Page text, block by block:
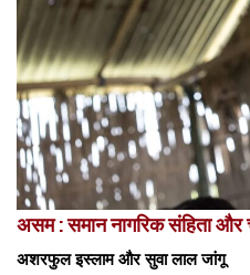
असम : समान नागरिक संहिता और
अशरफुल इस्लाम और सुवा लाल जांगू